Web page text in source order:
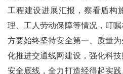
工程建设进展汇报，察看盾构
理、工人劳动保障等情况，叮
方要始终坚持安全第一、质量
化推进交通线网建设，强化科
安全底线，全力打造经得起实